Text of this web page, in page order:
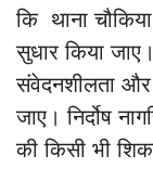
कि थाना
सुधार किया
संवेदनशीलता और
जाए। निर्दोष
की किसी भी